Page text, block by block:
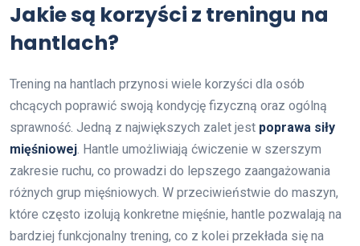
Jakie są korzyści z treningu na
hantlach?
Trening na hantlach przynosi wiele korzyści dla osób
chcących poprawić swoją kondycję fizyczną oraz ogólną
sprawność. Jedną z największych zalet jest poprawa siły
mięśniowej. Hantle umożliwiają ćwiczenie w szerszym
zakresie ruchu, co prowadzi do lepszego zaangażowania
różnych grup mięśniowych. W przeciwieństwie do maszyn,
które często izolują konkretne mięśnie, hantle pozwalają na
bardziej funkcjonalny trening, co z kolei przekłada się na